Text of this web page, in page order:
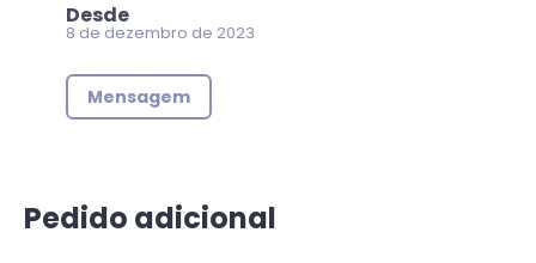
Desde
8 de dezembro de 2023
Mensagem
Pedido adicional